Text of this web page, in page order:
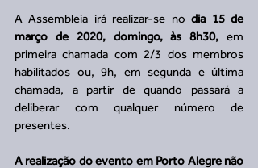
A Assembleia irá realizar-se no dia 15 de
março de 2020, domingo, às 8h30, em
primeira chamada com 2/3 dos membros
habilitados ou, 9h, em segunda e última
chamada, a partir de quando passará a
deliberar com qualquer número de
presentes.
A realização do evento em Porto Alegre não